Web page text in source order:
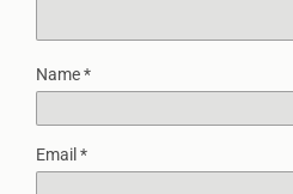
Name*
Email *